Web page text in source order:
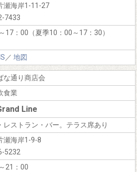
瀬海岸1-11-27
7433
17：00（夏季10：00～17：30）
／ 地図
な通り商店会
食業
Line
レストラン・バー。テラス席あり
瀬海岸1-9-8
5232
21：00